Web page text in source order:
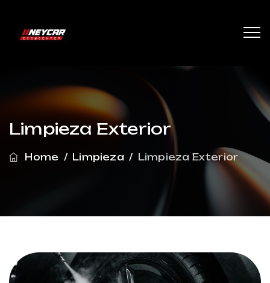
Limpieza Exterior
Home / Limpieza/ Limpieza Exterior